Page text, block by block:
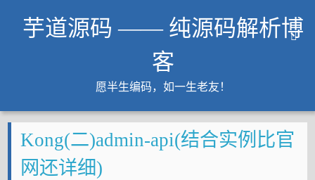
芋道源码 —— 纯源码解析博
客
愿半生编码，如一生老友！
文章
知识星球
Github
Kong(二)admin-api(结合实例比官
网还详细)